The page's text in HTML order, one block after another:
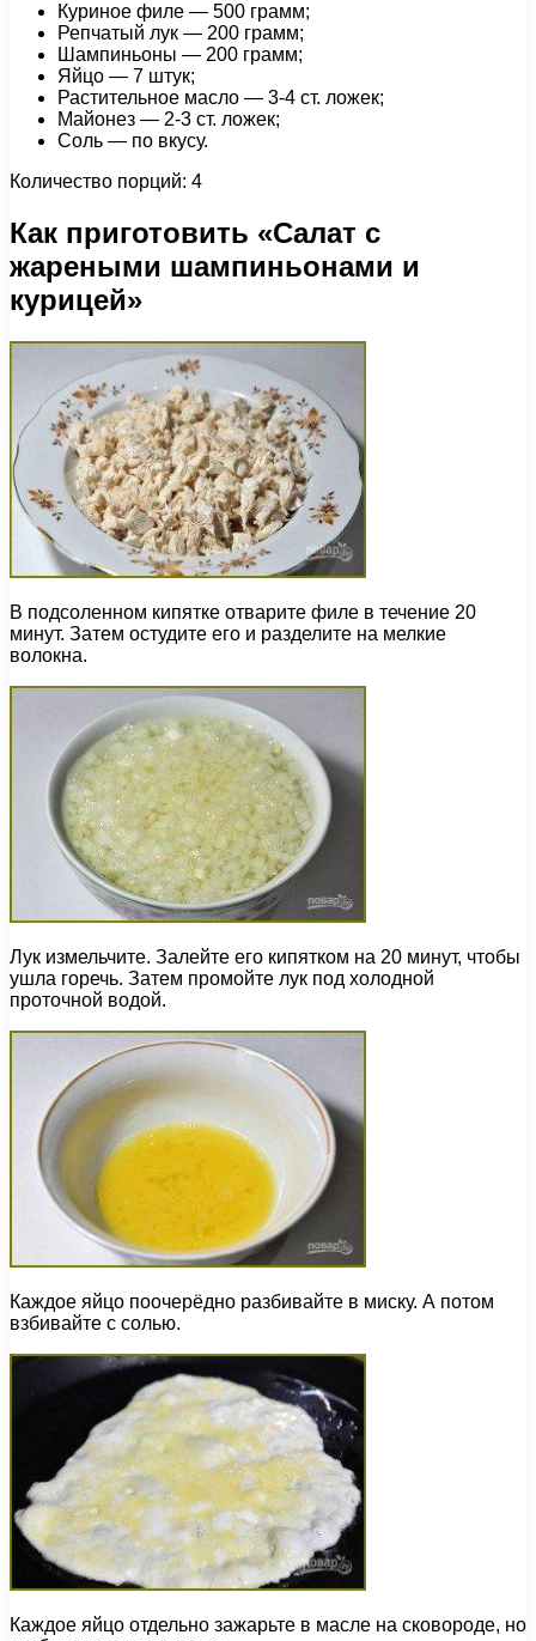
Куриное филе — 500 грамм;
Репчатый лук — 200 грамм;
Шампиньоны — 200 грамм;
Яйцо — 7 штук;
Растительное масло — 3-4 ст. ложек;
Майонез — 2-3 ст. ложек;
Соль — по вкусу.
Количество порций: 4
Как приготовить «Салат с
жареными шампиньонами и
курицей»
В подсоленном кипятке отварите филе в течение 20
минут. Затем остудите его и разделите на мелкие
волокна.
Лук измельчите. Залейте его кипятком на 20 минут, чтобы
ушла горечь. Затем промойте лук под холодной
проточной водой.
Каждое яйцо поочерёдно разбивайте в миску. А потом
взбивайте с солью.
Каждое яйцо отдельно зажарьте в масле на сковороде, но